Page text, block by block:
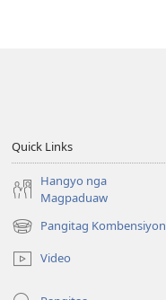
Quick Links
Hangyo nga
Magpaduaw
Pangitag Kombensiyon
(mo-
open
ug
Video